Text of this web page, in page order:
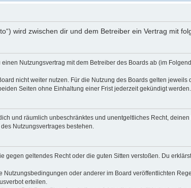
wird zwischen dir und dem Betreiber ein Vertrag mit
Nutzungsvertrag mit dem Betreiber des Boards ab (im
nicht weiter nutzen. Für die Nutzung des Boards gelten
Seiten ohne Einhaltung einer Frist jederzeit gekündigt werden.
und räumlich unbeschränktes und unentgeltliches Recht,
Nutzungsvertrages bestehen.
gegen geltendes Recht oder die guten Sitten verstoßen. Du
oder anderer im Board veröffentlichten
erteilen.